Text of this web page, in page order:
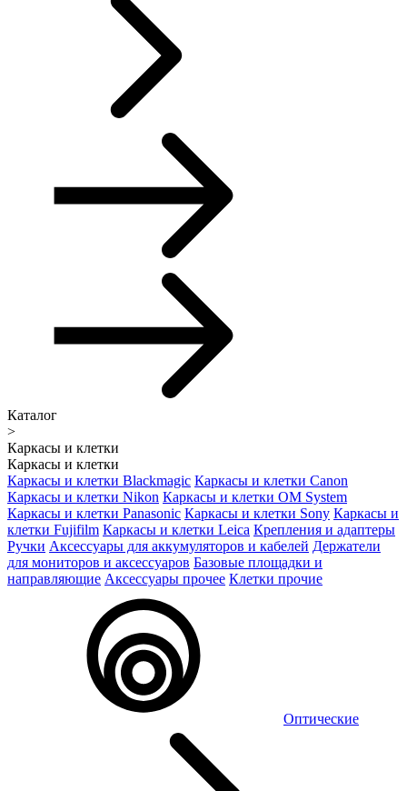
Каталог
>
Каркасы и клетки
Каркасы и клетки
Каркасы и клетки Blackmagic Каркасы и клетки Canon
Каркасы и клетки Nikon Каркасы и клетки OM System
Каркасы и клетки Panasonic Каркасы и клетки Sony Каркасы и
клетки Fujifilm Каркасы и клетки Leica Крепления и адаптеры
Ручки Аксессуары для аккумуляторов и кабелей Держатели
для мониторов и аксессуаров Базовые площадки и
направляющие Аксессуары прочее Клетки прочие
Оптические